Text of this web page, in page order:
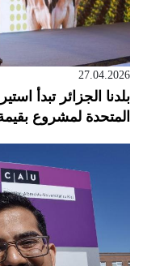
27.04.2026
بلدنا الجزائر تبدأ
المتحدة لمشروع بقيمة 635 مليون